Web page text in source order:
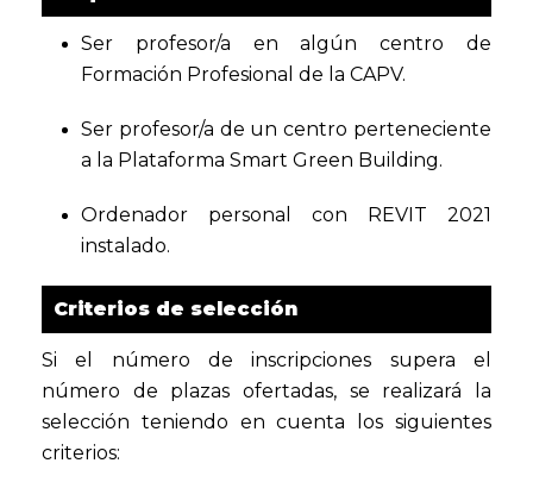
Ser profesor/a en algún centro de
Formación Profesional de la CAPV.
Ser profesor/a de un centro perteneciente
a la Plataforma Smart Green Building.
Ordenador personal con REVIT 2021
instalado.
Criterios de selección
Si el número de inscripciones supera el
número de plazas ofertadas, se realizará la
selección teniendo en cuenta los siguientes
criterios: